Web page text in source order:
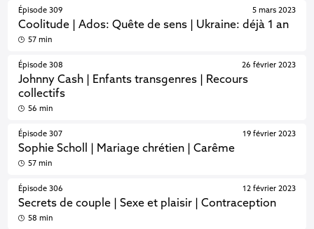
Épisode 309
Coolitude | Ados: Quête de sens | Ukraine: déjà 1 an
5 mars 2023
57 min
Épisode 308
Johnny Cash | Enfants transgenres | Recours
collectifs
26 février 2023
56 min
Épisode 307
Sophie Scholl | Mariage chrétien | Carême
19 février 2023
57 min
Épisode 306
Secrets de couple | Sexe et plaisir | Contraception
12 février 2023
58 min